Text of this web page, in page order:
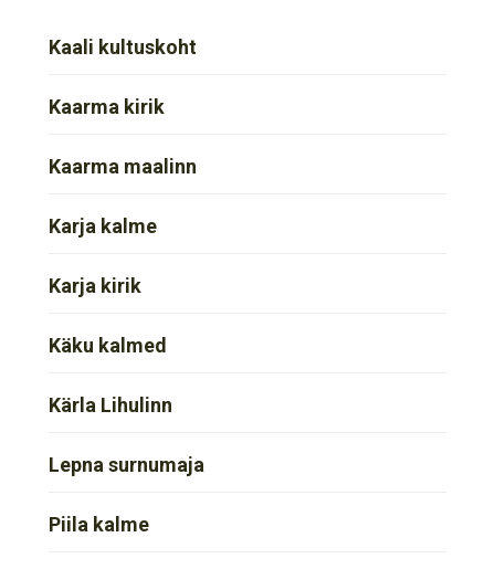
Kaali kultuskoht
Kaarma kirik
Kaarma maalinn
Karja kalme
Karja kirik
Käku kalmed
Kärla Lihulinn
Lepna surnumaja
Piila kalme